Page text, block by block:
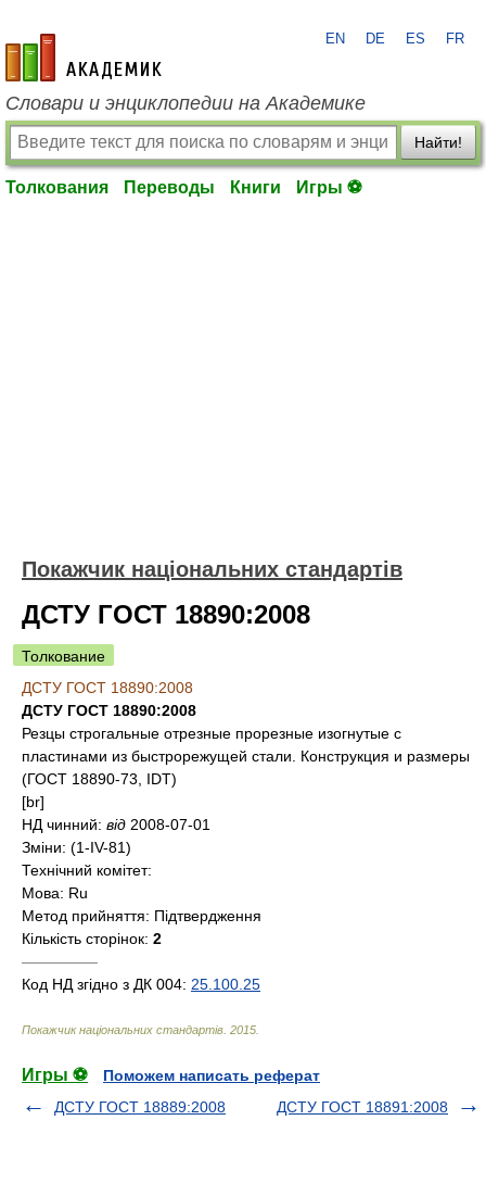
academic.ru
EN DE ES FR
Словари и энциклопедии на Академике
Найти!
Толкования Переводы Книги Игры ⚽
Покажчик національних стандартів
ДСТУ ГОСТ 18890:2008
Толкование
ДСТУ ГОСТ 18890:2008
ДСТУ ГОСТ 18890:2008
Резцы строгальные отрезные прорезные изогнутые с
пластинами из быстрорежущей стали. Конструкция и размеры
(ГОСТ 18890-73, IDT)
[br]
НД чинний: від 2008-07-01
Зміни: (1-IV-81)
Технічний комітет:
Мова: Ru
Метод прийняття: Підтвердження
Кількість сторінок: 2
—————
Код НД згідно з ДК 004: 25.100.25
Покажчик національних стандартів 2015
Игры ⚽
Поможем написать реферат
ДСТУ ГОСТ 18889:2008
ДСТУ ГОСТ 18891:2008